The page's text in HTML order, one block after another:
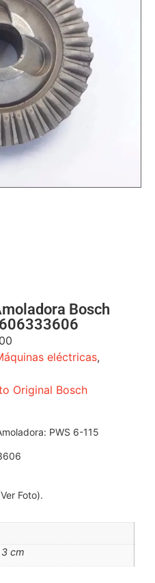
Bosch
eléctricas,
Original Bosch
PWS 6-115
Foto).
cm